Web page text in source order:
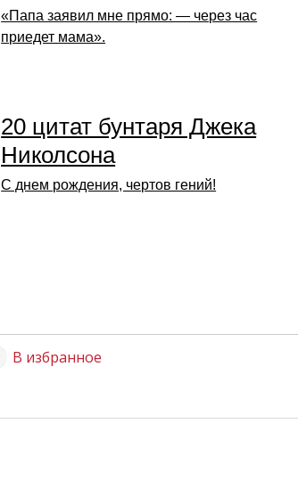
«Папа заявил мне прямо: — через час
приедет мама».
20 цитат бунтаря Джека
Николсона
С днем рождения, чертов гений!
В избранное